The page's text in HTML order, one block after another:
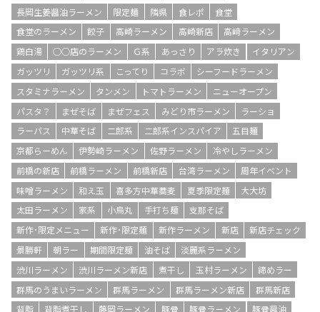
長岡生姜醤油ラーメン
限定麺 隣県 食レポ
食堂
食堂のラーメン
餃子 高崎ラーメン 高崎新店
高﨑ラーメン
鶏白湯
○○店のラーメン Ｇ系 あっさり アラ炊き
イタリアン
ガッツリ
ガッツリ系 こってり コラボ
シーフードラーメン
スタミナラーメン
タンメン トマトラーメン
ニューオープン
パスタ？
まぜそば まぜフェス みどり市ラーメン
ラーショ
ラーパス
中華そば 二郎系 二郎系インスパイア
五目麺
京都らーめん
伊勢崎ラーメン 佐野ラーメン
冷やしラーメン
前橋の新店
前橋ラーメン 前橋新店 台湾ラーメン
周年イベント
味噌ラーメン
和え玉 喜多方中華蕎麦 夏季限定麺
大大坊
太田ラーメン
家系 小烏丸 手打ち麺
支那そば
新作･限定メニュー
新作･限定麺 新作ラーメン 新店
新店チェック
景勝軒
朝ラー 期間限定麺 油そば
淡麗系ラーメン
渋川ラーメン
渋川ラーメン新店 煮干し 玉村ラーメン
締めラー
群馬のうまいラーメン
群馬ラーメン 群馬ラーメン新店
群馬新店
背脂
背脂煮干し 藤岡ラーメン 豚骨 豚骨ラーメン 豚骨醤油